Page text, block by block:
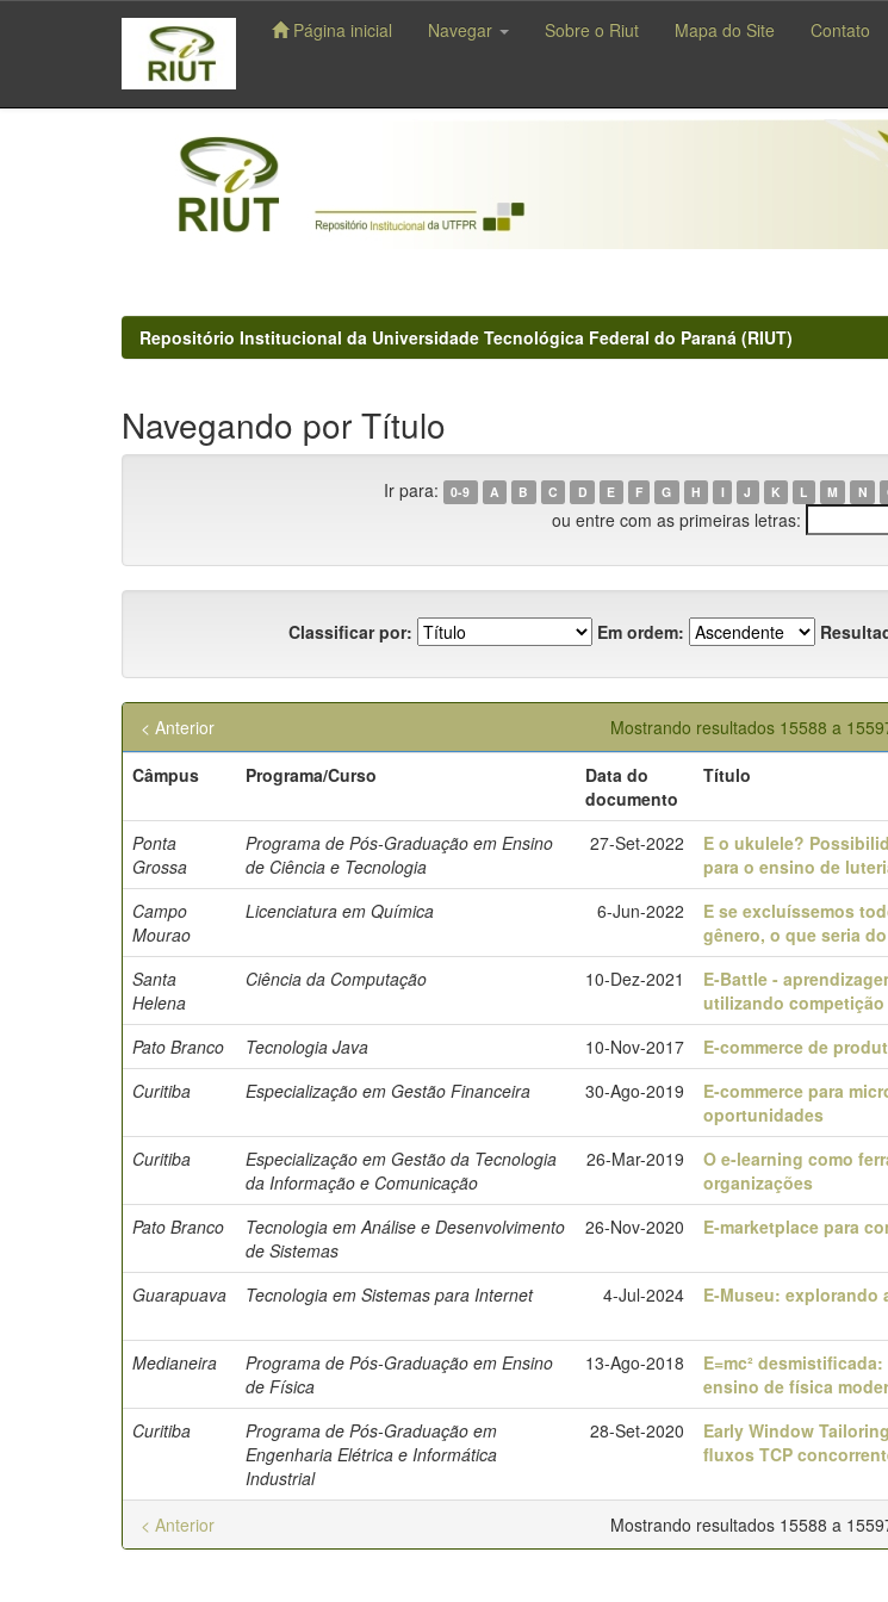
navigation
Página inicial Navegar Sobre o Riut Mapa do Site Contato
Repositório Institucional da Universidade Tecnológica Federal do Paraná (RIUT)
Navegando por Título
Ir para: 0-9 A B C D E F G H I J K L M N
ou entre com as primeiras letras:
Classificar por: Em ordem:
Mostrando resultados 15588 a
< Anterior
Câmpus
Programa/Curso
Data do
documento
Título
Ponta
Grossa
Programa de Pós-Graduação em Ensino
de Ciência e Tecnologia
27-Set-2022
E o ukulele?
para o ensino de
Campo
Mourao
Licenciatura em Química 6-Jun-2022
E se excluíssemos
gênero, o que seria
Santa
Helena
Ciência da Computação 10-Dez-2021
E-Battle -
utilizando
Pato Branco
Tecnologia Java 10-Nov-2017 E-commerce de
Curitiba
Especialização em Gestão Financeira 30-Ago-2019
E-commerce para
oportunidades
Curitiba
Especialização em Gestão da Tecnologia
da Informação e Comunicação
26-Mar-2019
O e-learning como
organizações
Pato Branco
Tecnologia em Análise e Desenvolvimento
de Sistemas
26-Nov-2020 E-marketplace para
Guarapuava Tecnologia em Sistemas para Internet 4-Jul-2024 E-Museu: explorando
Medianeira
Programa de Pós-Graduação em Ensino
de Física
13-Ago-2018
E=mc²
ensino de física
Curitiba
Programa de Pós-Graduação em
Engenharia Elétrica e Informática
Industrial
28-Set-2020
Early Window
fluxos TCP
Mostrando resultados 15588 a
< Anterior